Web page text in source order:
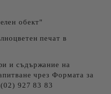
обект"
печат в
и съдържание на
чрез Формата за
927 83 83